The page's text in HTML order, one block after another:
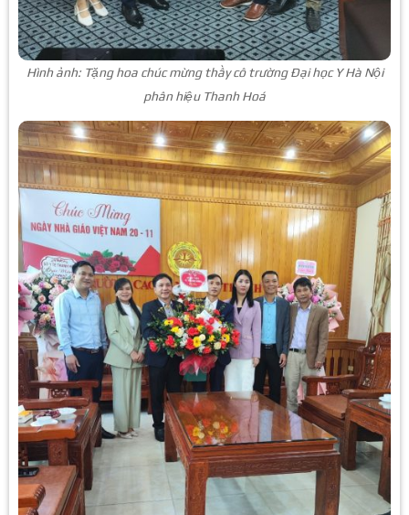
Hình ảnh: Tặng hoa chúc mừng thầy cô trường Đại học Y Hà Nội
phân hiệu Thanh Hoá